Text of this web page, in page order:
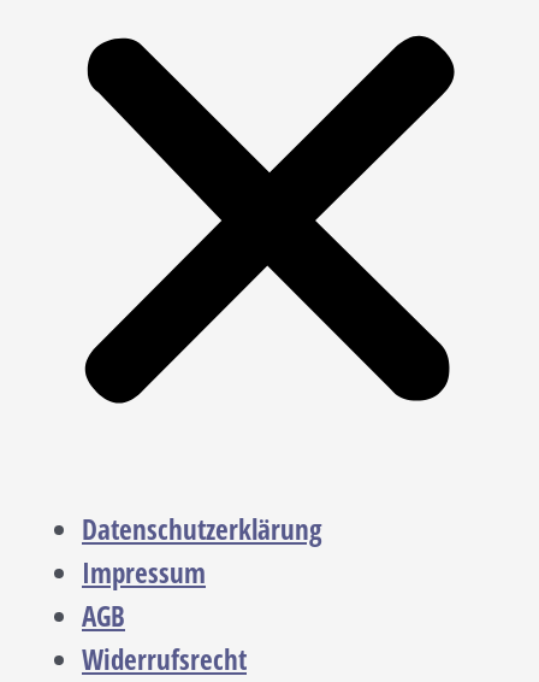
Datenschutzerklärung
Impressum
AGB
Widerrufsrecht